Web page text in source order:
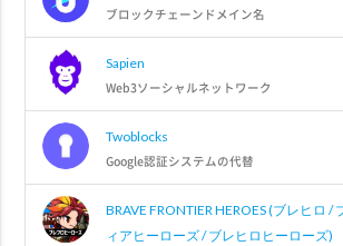
ブロックチェーンドメイン名
Sapien
Web3ソーシャルネットワーク
Twoblocks
Google認証システムの代替
BRAVE FRONTIER HEROES (ブレヒロ /
ィアヒーローズ / ブレヒロヒーローズ)